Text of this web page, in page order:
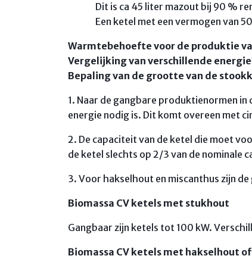
Dit is ca 45 liter mazout bij 90 %
Een ketel met een vermogen van
Warmtebehoefte voor de produktie
Vergelijking van verschillende
Bepaling van de grootte van de
1. Naar de gangbare produktienormen
energie nodig is. Dit komt overeen met
2. De capaciteit van de ketel die moet
de ketel slechts op 2/3 van de nominale
3. Voor hakselhout en miscanthus zijn
Biomassa CV ketels met stukhout
Gangbaar zijn ketels tot 100 kW.
Biomassa CV ketels met hakselhout